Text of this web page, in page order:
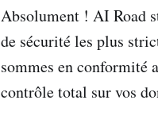
Absolument ! AI Road
de sécurité les plus
sommes en conformité
contrôle total sur vos